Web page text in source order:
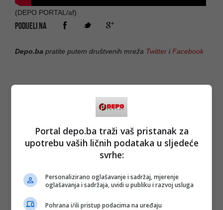
(DEPO PORTAL/af)
PODIJELI NA
Depo.ba pratite putem društvenih mreža Twitter iFacebook
Portal depo.ba traži vaš pristanak za
upotrebu vaših ličnih podataka u sljedeće
svrhe:
Personalizirano oglašavanje i sadržaj, mjerenje
oglašavanja i sadržaja, uvidi u publiku i razvoj usluga
Pohrana i/ili pristup podacima na uređaju